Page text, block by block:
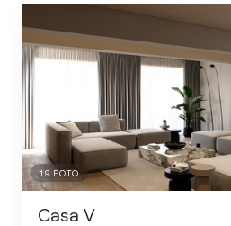
19 FOTO
Casa V